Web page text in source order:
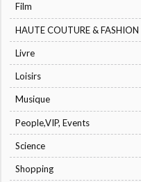
Film
HAUTE COUTURE & FASHION
Livre
Loisirs
Musique
People,VIP, Events
Science
Shopping